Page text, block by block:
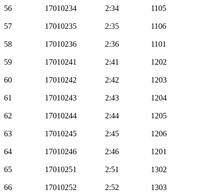
56 17010234 2:34 1105
57 17010235 2:35 1106
58 17010236 2:36 1101
59 17010241 2:41 1202
60 17010242 2:42 1203
61 17010243 2:43 1204
62 17010244 2:44 1205
63 17010245 2:45 1206
64 17010246 2:46 1201
65 17010251 2:51 1302
66 17010252 2:52 1303